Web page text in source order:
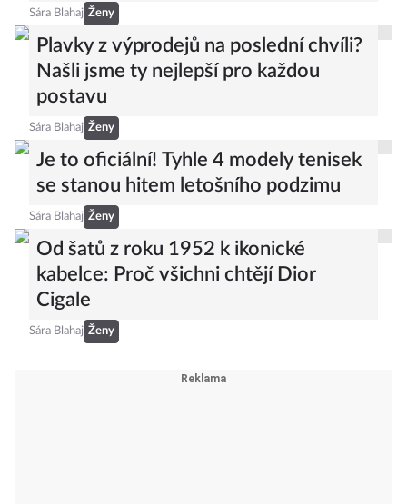
Sára Blahaj Ženy
Plavky z výprodejů na poslední chvíli?
Našli jsme ty nejlepší pro každou
postavu
Sára Blahaj Ženy
Je to oficiální! Tyhle 4 modely tenisek
se stanou hitem letošního podzimu
Sára Blahaj Ženy
Od šatů z roku 1952 k ikonické
kabelce: Proč všichni chtějí Dior
Cigale
Sára Blahaj Ženy